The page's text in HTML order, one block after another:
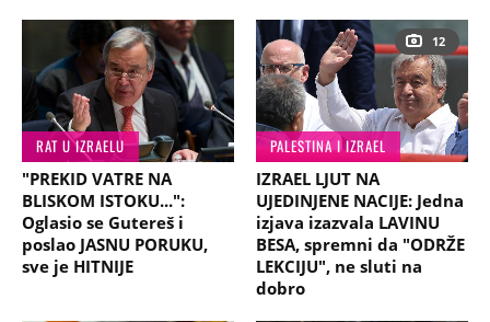
RAT U IZRAELU
"PREKID VATRE NA
BLISKOM ISTOKU...":
Oglasio se Gutereš i
poslao JASNU PORUKU,
sve je HITNIJE
12
PALESTINA I IZRAEL
IZRAEL LJUT NA
UJEDINJENE NACIJE: Jedna
izjava izazvala LAVINU
BESA, spremni da "ODRŽE
LEKCIJU", ne sluti na
dobro